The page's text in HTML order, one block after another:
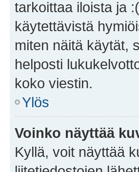
tarkoittaa iloista ja
käytettävistä
miten näitä käytät,
helposti
koko viestin.
Ylös
Voinko näyttää
Kyllä, voit näyttää